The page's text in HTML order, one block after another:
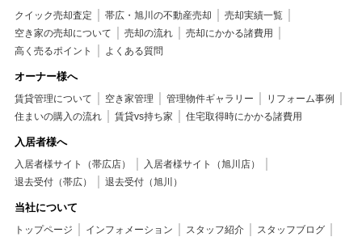
クイック売却査定 帯広・旭川の不動産売却
売却実績一覧
空き家の売却について
売却の流れ
売却にかかる諸費用
高く売るポイント
よくある質問
オーナー様へ
賃貸管理について 空き家管理 管理物件ギャラリー
リフォーム事例
住まいの購入の流れ
賃貸vs持ち家 住宅取得時にかかる諸費用
入居者様へ
入居者様サイト（帯広店）
入居者様サイト（旭川店）
退去受付（帯広）
退去受付（旭川）
当社について
トップページ インフォメーション スタッフ紹介
スタッフブログ